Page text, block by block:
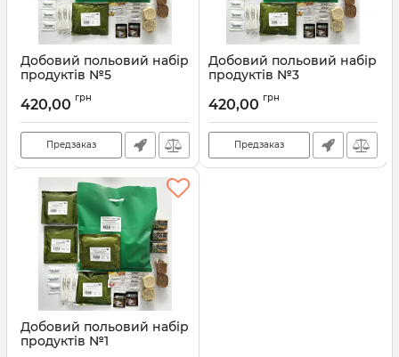
Добовий польовий набір
продуктів №5
420,00 грн
Предзаказ
Добовий польовий набір
продуктів №3
420,00 грн
Предзаказ
Добовий польовий набір
продуктів №1